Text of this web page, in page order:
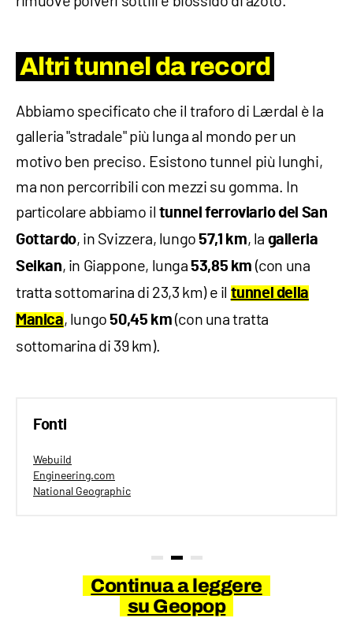
Altri tunnel da record
Abbiamo specificato che il traforo di Lærdal è la
galleria "stradale" più lunga al mondo per un
motivo ben preciso. Esistono tunnel più lunghi,
ma non percorribili con mezzi su gomma. In
particolare abbiamo il tunnel ferroviario del San
Gottardo, in Svizzera, lungo57,1 km, la galleria
Seikan, in Giappone, lunga53,85 km (con una
tratta sottomarina di 23,3 km) e il tunnel della
Manica, lungo50,45 km (con una tratta
sottomarina di 39 km).
Fonti
Webuild
Engineering.com
National Geographic
Continua a leggere
su Geopop